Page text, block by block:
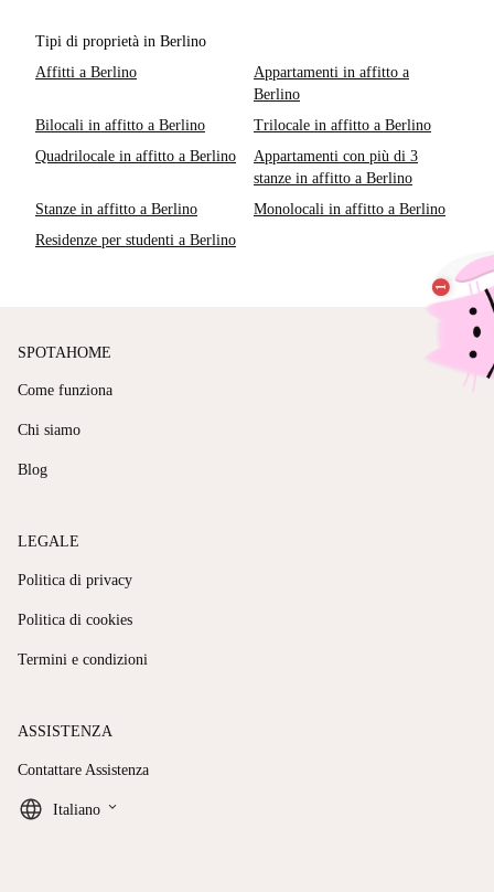
Tipi di proprietà in Berlino
Affitti a Berlino
Appartamenti in affitto a
Berlino
Bilocali in affitto a Berlino
Trilocale in affitto a Berlino
Quadrilocale in affitto a Berlino
Appartamenti con più di 3
stanze in affitto a Berlino
Stanze in affitto a Berlino
Monolocali in affitto a Berlino
Residenze per studenti a Berlino
SPOTAHOME
Come funziona
Chi siamo
Blog
LEGALE
Politica di privacy
Politica di cookies
Termini e condizioni
ASSISTENZA
Contattare Assistenza
Italiano keyboard_arrow_down